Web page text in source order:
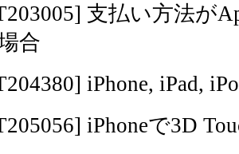
] 支払い方法が
合
] iPhone, iPad,
] iPhoneで3D